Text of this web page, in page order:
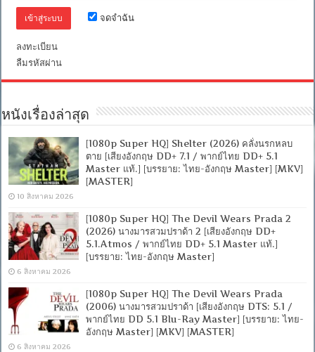
จดจำฉัน
ลงทะเบียน
ลืมรหัสผ่าน
หนังเรื่องล่าสุด
[1080p Super HQ] Shelter (2026) คลั่งนรกหลบ
ตาย [เสียงอังกฤษ DD+ 7.1 / พากย์ไทย DD+ 5.1
Master แท้.] [บรรยาย: ไทย-อังกฤษ Master] [MKV]
[MASTER]
10 สิงหาคม 2026
[1080p Super HQ] The Devil Wears Prada 2
(2026) นางมารสวมปราด้า 2 [เสียงอังกฤษ DD+
5.1.Atmos / พากย์ไทย DD+ 5.1 Master แท้.]
[บรรยาย: ไทย-อังกฤษ Master]
6 สิงหาคม 2026
[1080p Super HQ] The Devil Wears Prada
(2006) นางมารสวมปราด้า [เสียงอังกฤษ DTS: 5.1 /
พากย์ไทย DD 5.1 Blu-Ray Master] [บรรยาย: ไทย-
อังกฤษ Master] [MKV] [MASTER]
6 สิงหาคม 2026